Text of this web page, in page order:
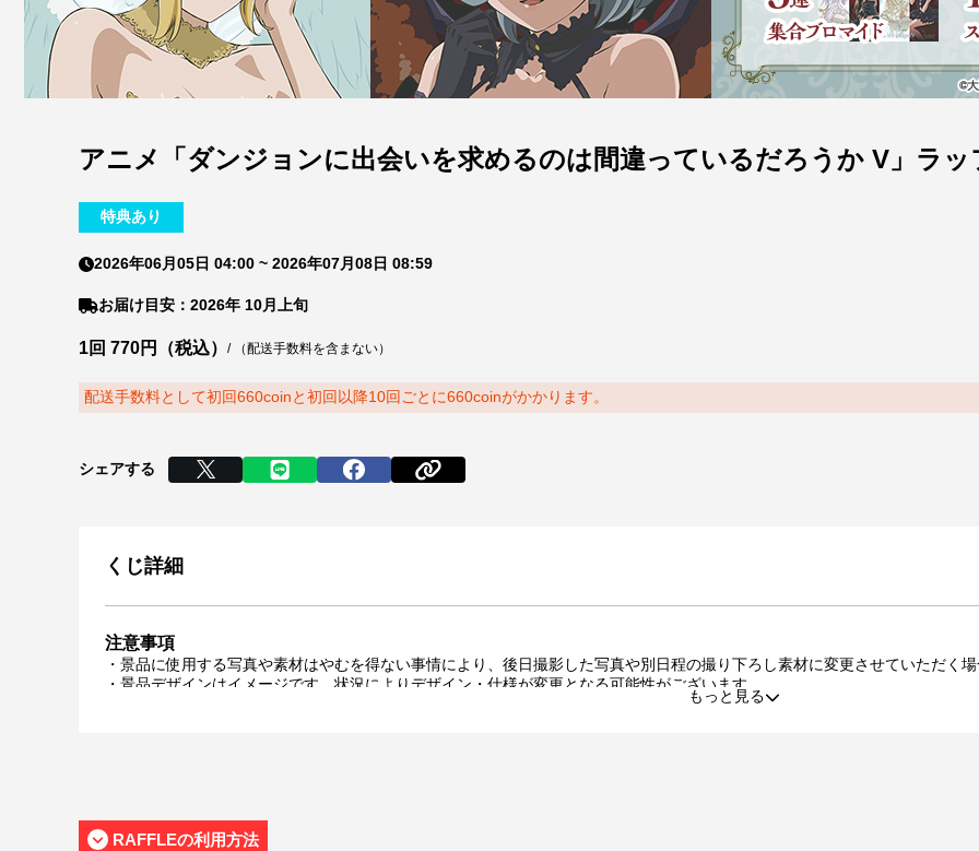
アニメ「ダンジョンに出会いを求めるのは間違っているだろうか V」ラッ
特典あり
2026年06月05日 04:00 ~ 2026年07月08日 08:59
お届け目安：2026年 10月上旬
1回 770円（税込） / （配送手数料を含まない）
配送手数料として初回660coinと初回以降10回ごとに660coinがかかります。
シェアする
くじ詳細
注意事項
・景品に使用する写真や素材はやむを得ない事情により、後日撮影した写真や別日程の撮り下ろし素材に変更させていただく
・景品デザインはイメージです。状況によりデザイン・仕様が変更となる可能性がございます。
・当選権利は当選者ご本人のみ有効となります。当選権利の譲渡、オークション等への出品、その他営利目的での転売は禁止
・運営様の都合により、一部サイン入り景品がご用意ができなくなる場合がございます。その場合、別のサイン入り景品に変
もっと見る
RAFFLEの利用方法